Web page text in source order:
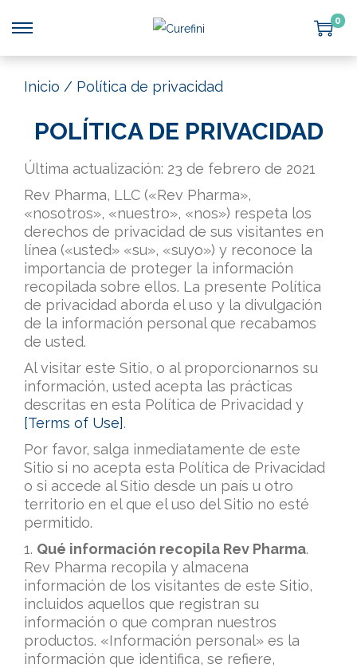
0
Inicio / Política de privacidad
POLÍTICA DE PRIVACIDAD
Última actualización: 23 de febrero de 2021
Rev Pharma, LLC («Rev Pharma»,
«nosotros», «nuestro», «nos») respeta los
derechos de privacidad de sus visitantes en
línea («usted» «su», «suyo») y reconoce la
importancia de proteger la información
recopilada sobre ellos. La presente Política
de privacidad aborda el uso y la divulgación
de la información personal que recabamos
de usted.
Al visitar este Sitio, o al proporcionarnos su
información, usted acepta las prácticas
descritas en esta Política de Privacidad y
[Terms of Use].
Por favor, salga inmediatamente de este
Sitio si no acepta esta Política de Privacidad
o si accede al Sitio desde un país u otro
territorio en el que el uso del Sitio no esté
permitido.
1. Qué información recopila Rev Pharma.
Rev Pharma recopila y almacena
información de los visitantes de este Sitio,
incluidos aquellos que registran su
información o que compran nuestros
productos. «Información personal» es la
información que identifica, se refiere,